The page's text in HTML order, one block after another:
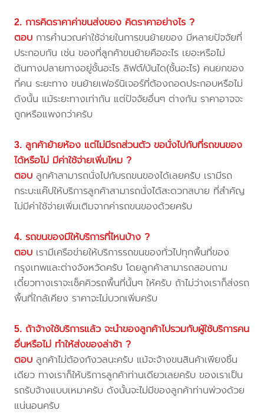
2. การคิดราคาค่าขนส่งของ คิดราคาอย่างไร ?
ตอบ การคำนวณค่าใช้จ่ายในการขนย้ายของ มีหลายปัจจัยที่
ประกอบกัน เช่น ของที่ลูกค้าขนย้ายคืออะไร เยอะหรือไม่
ต้นทางปลายทางอยู่ชั้นอะไร ลิฟต์/บันได(ชั้นอะไร) คนยกของ
กี่คน ระยะทาง ขนย้ายเฟอร์นิเจอร์ที่ต้องถอดประกอบหรือไม่
ดังนั้น แม้ระยะทางเท่ากัน แต่ปัจจัยอื่นๆ ต่างกัน ราคาอาจจะ
ถูกหรือแพงกว่าครับ
3. ลูกค้าย้ายห้อง แต่ไม่มีรถส่วนตัว ขอนั่งไปกับที่รถขนของ
ได้หรือไม่ มีค่าใช้จ่ายเพิ่มไหม ?
ตอบ ลูกค้าสามารถนั่งไปกับรถขนของได้เลยครับ เรามีรถ
กระบะแค๊ปให้บริการลูกค้าสามารถนั่งได้สะดวกสบาย ที่สำคัญ
ไม่มีค่าใช้จ่ายเพิ่มเติมจากค่ารถขนของด้วยครับ
4. รถขนของมีให้บริการที่ไหนบ้าง ?
ตอบ เรามีเครือข่ายให้บริการรถขนของทั่วไปทุกพื้นที่ของ
กรุงเทพและต่างจังหวัดครับ โดยลูกค้าสามารถสอบถาม
เดี๋ยวทางเราจะเช็คคิวรถพื้นที่นั้นๆ ให้ครับ ถ้าไม่ว่างเราก็ส่งรถ
พื้นที่ใกล้เคียง ราคาจะไม่บวกเพิ่มครับ
5. ถ้าจ้างใช้บริการแล้ว จะนำของลูกค้าไปรวมกับผู้ใช้บริการคน
อื่นหรือไม่ ทำให้ส่งของล่าช้า ?
ตอบ ลูกค้าไม่ต้องกังวลนะครับ แม้จะจ้างขนสินค้าเพียงชิ้น
เดียว ทางเราก็ให้บริการลูกค้าท่านเดียวเลยครับ ของเราเป็น
รถรับจ้างแบบเหมาครับ ดังนั้นจะไม่มีของลูกค้าท่านพ่วงด้วย
แน่นอนครับ